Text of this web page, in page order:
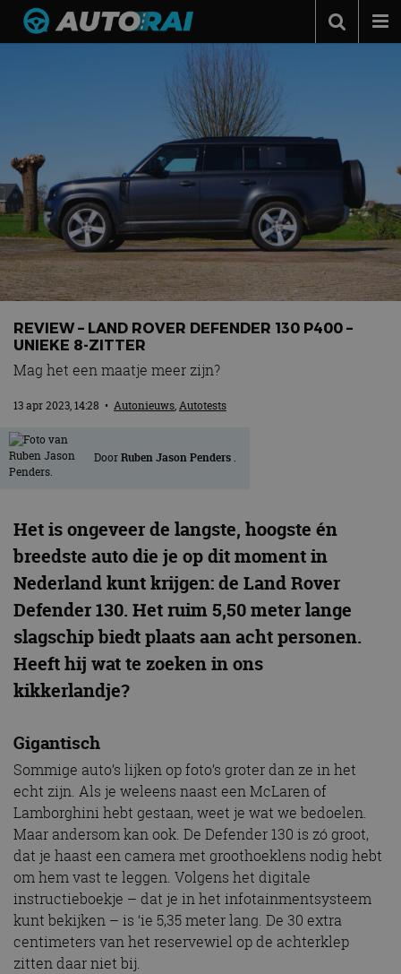
Automerken
Adverteren
Contact
MotorRAI.nl
REVIEW – LAND ROVER DEFENDER 130 P400 –
UNIEKE 8-ZITTER
Mag het een maatje meer zijn?
13 apr 2023, 14:28 • Autonieuws,Autotests
DoorRuben Jason Penders .
Het is ongeveer de langste, hoogste én
breedste auto die je op dit moment in
Nederland kunt krijgen: de Land Rover
Defender 130. Het ruim 5,50 meter lange
slagschip biedt plaats aan acht personen.
Heeft hij wat te zoeken in ons
kikkerlandje?
Gigantisch
Sommige auto’s lijken op foto’s groter dan ze in het
echt zijn. Als je weleens naast een McLaren of
Lamborghini hebt gestaan, weet je wat we bedoelen.
Maar andersom kan ook. De Defender 130 is zó groot,
dat je haast een camera met groothoeklens nodig hebt
om hem vast te leggen. Volgens het digitale
instructieboekje – dat je in het infotainmentsysteem
kunt bekijken – is ‘ie 5,35 meter lang. De 30 extra
centimeters van het reservewiel op de achterklep
zitten daar niet bij.